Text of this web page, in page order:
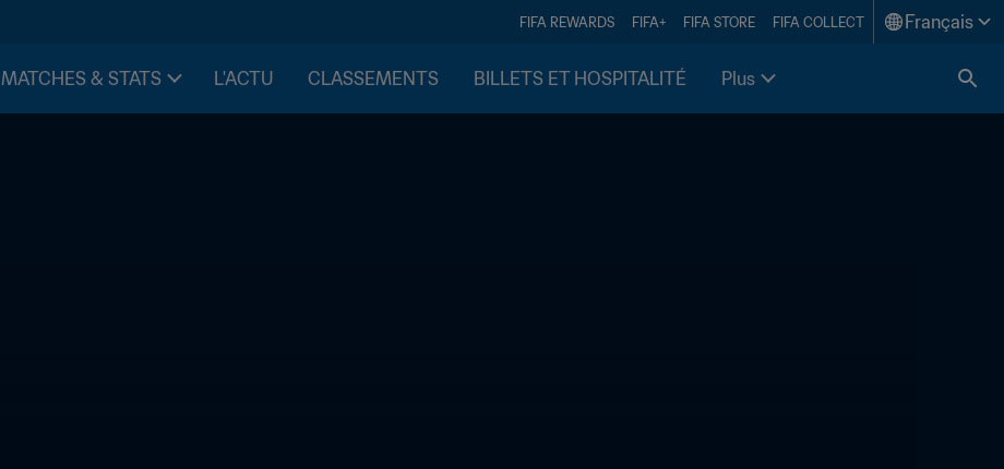
FIFA REWARDS FIFA+ FIFA STORE FIFA COLLECT Français
MATCHES & STATS L'ACTU CLASSEMENTS BILLETS ET HOSPITALITÉ Plus